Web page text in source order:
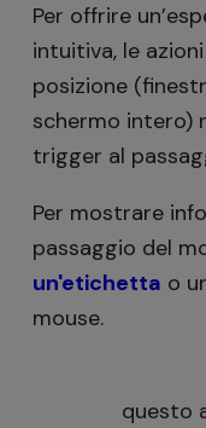
Per offrire
intuitiva, le
posizione
schermo intero)
trigger al
Per mostrare
passaggio del
un'etichetta o
mouse.
questo